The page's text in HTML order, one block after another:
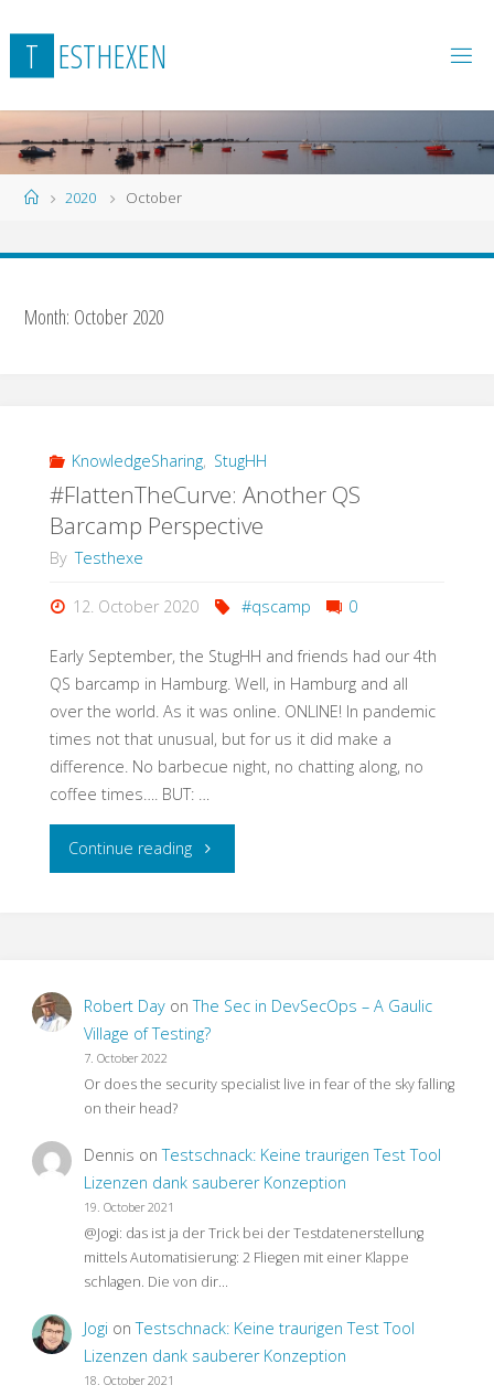
to
content
T ESTHEXEN
Home2020 October
Month: October 2020
KnowledgeSharing, StugHH
#FlattenTheCurve: Another QS
Barcamp Perspective
By Testhexe
12. October 2020 #qscamp 0
Early September, the StugHH and friends had our 4th
QS barcamp in Hamburg. Well, in Hamburg and all
over the world. As it was online. ONLINE! In pandemic
times not that unusual, but for us it did make a
difference. No barbecue night, no chatting along, no
coffee times…. BUT: …
Continue reading"#FlattenTheCurve:
Perspective"
Robert DayonThe Sec in DevSecOps – A Gaulic
Village of Testing?
7. October 2022
Or does the security specialist live in fear of the sky falling
on their head?
Dennis onTestschnack: Keine traurigen Test Tool
Lizenzen dank sauberer Konzeption
19. October 2021
@Jogi: das ist ja der Trick bei der Testdatenerstellung
mittels Automatisierung: 2 Fliegen mit einer Klappe
schlagen. Die von dir…
Jogi onTestschnack: Keine traurigen Test Tool
Lizenzen dank sauberer Konzeption
18. October 2021